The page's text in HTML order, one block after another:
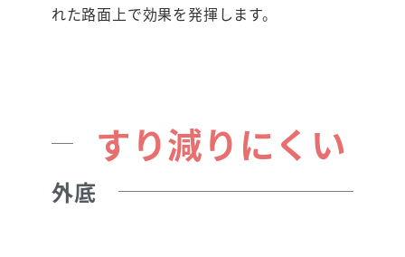
れた路面上で効果を発揮します。
すり減りにくい
外底